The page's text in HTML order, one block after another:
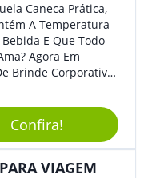
Caneca Prática,
A Temperatura
E Que Todo
Agora Em
Brinde Corporativo
Com Muito Estilo E
Ainda Mais
À Eventos E Feiras
Confira!
VIAGEM